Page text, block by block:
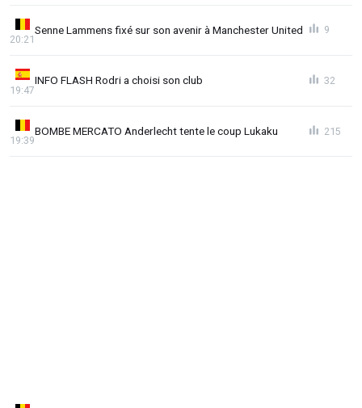
Senne Lammens fixé sur son avenir à Manchester United
20:21
9
INFO FLASH Rodri a choisi son club
19:47
32
BOMBE MERCATO Anderlecht tente le coup Lukaku
19:39
215